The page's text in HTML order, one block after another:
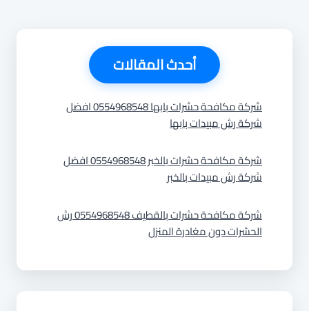
أحدث المقالات
شركة مكافحة حشرات بابها 0554968548 افضل
شركة رش مبيدات بابها
شركة مكافحة حشرات بالخبر 0554968548 افضل
شركة رش مبيدات بالخبر
شركة مكافحة حشرات بالقطيف 0554968548 رش
الحشرات دون مغادرة المنزل